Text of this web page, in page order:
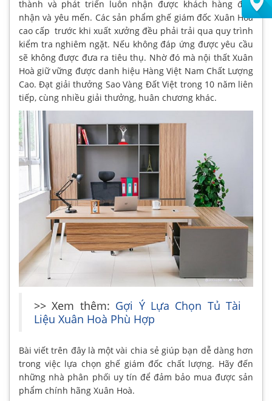
thành và phát triển luôn nhận được khách hàng đón
nhận và yêu mến. Các sản phẩm ghế giám đốc Xuân Hoà
cao cấp trước khi xuất xưởng đều phải trải qua quy trình
kiểm tra nghiêm ngặt. Nếu không đáp ứng được yêu cầu
sẽ không được đưa ra tiêu thụ. Nhờ đó mà nội thất Xuân
Hoà giữ vững được danh hiệu Hàng Việt Nam Chất Lượng
Cao. Đạt giải thưởng Sao Vàng Đất Việt trong 10 năm liên
tiếp, cùng nhiều giải thưởng, huân chương khác.
>> Xem thêm: Gợi Ý Lựa Chọn Tủ Tài
Liệu Xuân Hoà Phù Hợp
Bài viết trên đây là một vài chia sẻ giúp bạn dễ dàng hơn
trong việc lựa chọn ghế giám đốc chất lượng. Hãy đến
những nhà phân phối uy tín để đảm bảo mua được sản
phẩm chính hãng Xuân Hoà.